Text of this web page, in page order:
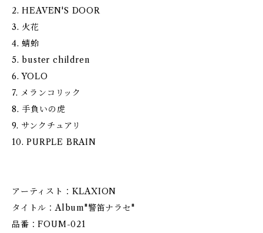
2. HEAVEN'S DOOR
3. 火花
4. 蜻蛉
5. buster children
6. YOLO
7. メランコリック
8. 手負いの虎
9. サンクチュアリ
10. PURPLE BRAIN
アーティスト：KLAXION
タイトル：Album"警笛ナラセ"
品番：FOUM-021